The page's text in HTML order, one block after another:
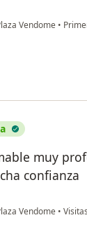
Vendome •
Cisneros
muy
confianza
Vendome •